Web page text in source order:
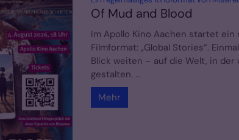
Of Mud and Blood
Im Apollo Kino Aachen startet
Filmformat: „Global Stories“.
Blick weiten – auf die Welt, in
gestalten. ...
Mehr